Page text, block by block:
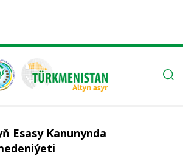
Esasy Kanunynda